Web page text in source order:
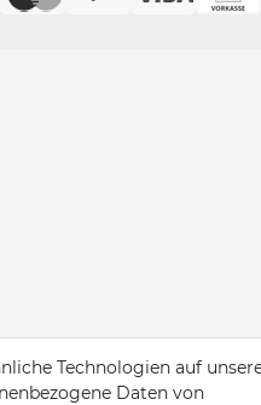
Technologien auf
Daten von